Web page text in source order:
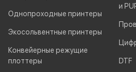
Однопроходные принтеры
Экосольвентные принтеры
Конвейерные режущие
плоттеры
и
DTF